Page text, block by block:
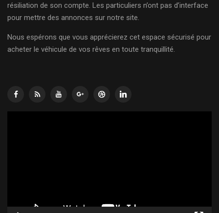
résiliation de son compte. Les particuliers n’ont pas d’interface
pour mettre des annonces sur notre site.
Nous espérons que vous apprécierez cet espace sécurisé pour
acheter le véhicule de vos rêves en toute tranquillité.